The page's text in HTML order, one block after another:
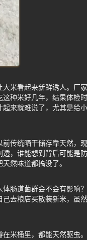
米看起来新鲜诱人。厂
种米好几年，结果体检
来就难说了，尤其是给
传统晒干储存靠天然，
，谁能想到背后可能是
然味道都搞没了。
肠道菌群会不会有影响
去粮店买散装新米，虽
米桶里，都能天然驱虫